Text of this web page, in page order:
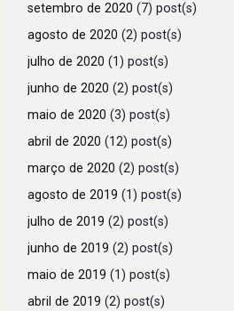
setembro de 2020 (7) post(s)
agosto de 2020 (2) post(s)
julho de 2020 (1) post(s)
junho de 2020 (2) post(s)
maio de 2020 (3) post(s)
abril de 2020 (12) post(s)
março de 2020 (2) post(s)
agosto de 2019 (1) post(s)
julho de 2019 (2) post(s)
junho de 2019 (2) post(s)
maio de 2019 (1) post(s)
abril de 2019 (2) post(s)